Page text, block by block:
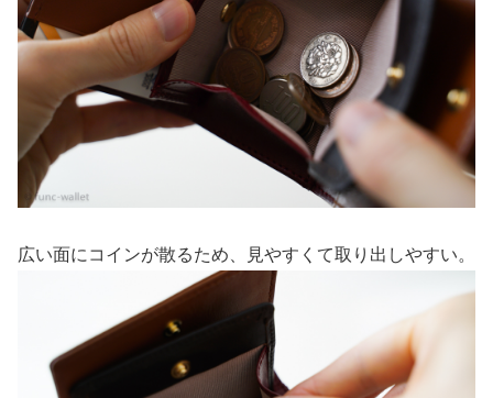
広い面にコインが散るため、見やすくて取り出しやすい。